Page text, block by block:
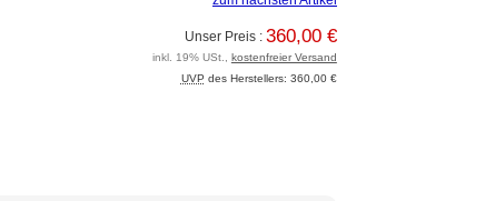
Unser Preis : 360,00 €
inkl. 19% USt., kostenfreier Versand
UVP des Herstellers: 360,00 €